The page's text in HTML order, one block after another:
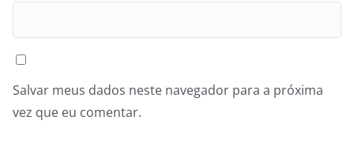
Salvar meus dados neste navegador para a próxima
vez que eu comentar.